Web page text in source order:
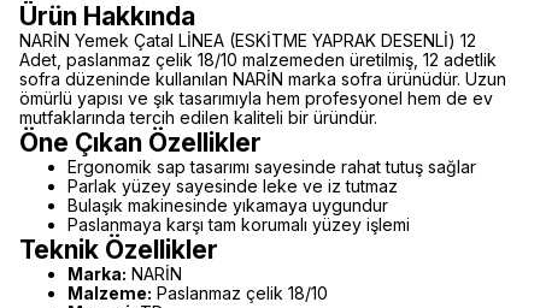
Ürün Hakkında
NARİN Yemek Çatal LİNEA (ESKİTME YAPRAK DESENLİ) 12
Adet, paslanmaz çelik 18/10 malzemeden üretilmiş, 12 adetlik
sofra düzeninde kullanılan NARİN marka sofra ürünüdür. Uzun
ömürlü yapısı ve şık tasarımıyla hem profesyonel hem de ev
mutfaklarında tercih edilen kaliteli bir üründür.
Öne Çıkan Özellikler
Ergonomik sap tasarımı sayesinde rahat tutuş sağlar
Parlak yüzey sayesinde leke ve iz tutmaz
Bulaşık makinesinde yıkamaya uygundur
Paslanmaya karşı tam korumalı yüzey işlemi
Teknik Özellikler
Marka: NARİN
Malzeme: Paslanmaz çelik 18/10